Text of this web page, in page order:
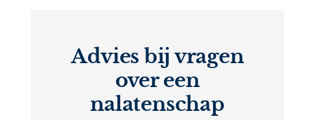
Advies bij vragen
over een
nalatenschap